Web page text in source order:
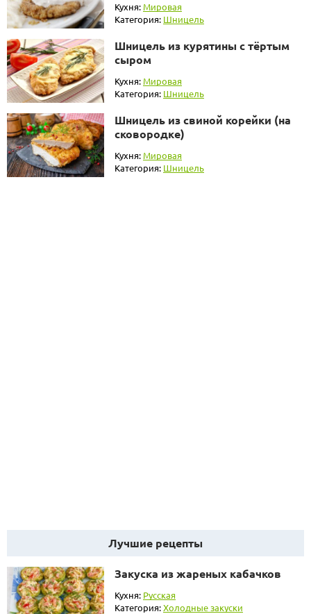
Кухня: Мировая
Категория: Шницель
Шницель из курятины с тёртым
сыром
Кухня: Мировая
Категория: Шницель
Шницель из свиной корейки (на
сковородке)
Кухня: Мировая
Категория: Шницель
Лучшие рецепты
Закуска из жареных кабачков
Кухня: Русская
Категория:Холодные закуски